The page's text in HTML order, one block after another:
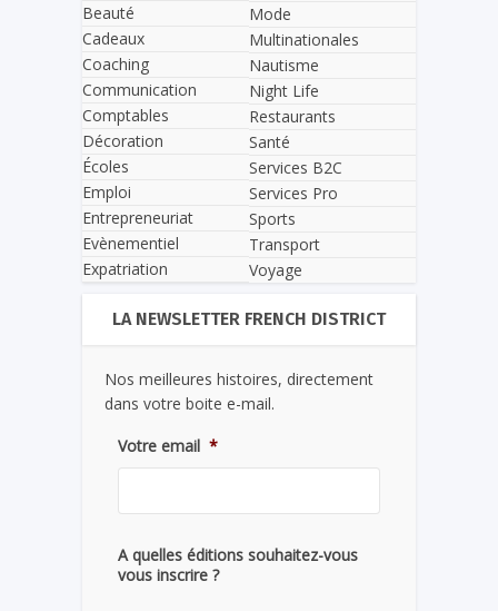
Beauté
Cadeaux
Coaching
Communication
Comptables
Décoration
Écoles
Emploi
Entrepreneuriat
Evènementiel
Expatriation
Mode
Multinationales
Nautisme
Night Life
Restaurants
Santé
Services B2C
Services Pro
Sports
Transport
Voyage
LA NEWSLETTER FRENCH DISTRICT
Nos meilleures histoires, directement
dans votre boite e-mail.
Votre email *
A quelles éditions souhaitez-vous
vous inscrire ?